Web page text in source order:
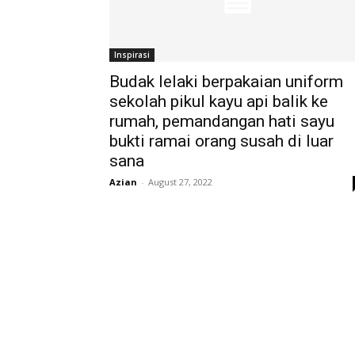
Inspirasi
Budak lelaki berpakaian uniform
sekolah pikul kayu api balik ke
rumah, pemandangan hati sayu
bukti ramai orang susah di luar
sana
Azian - August 27, 2022